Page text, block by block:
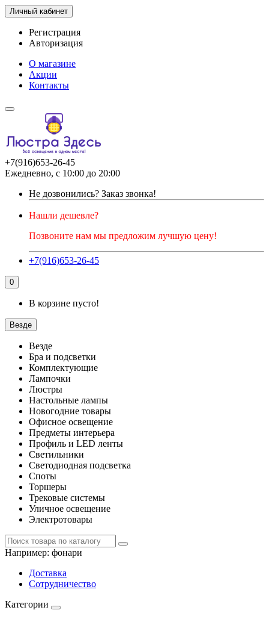
Личный кабинет
Регистрация
Авторизация
О магазине
Акции
Контакты
+7(916)653-26-45
Ежедневно, с 10:00 до 20:00
Не дозвонились? Заказ звонка!
Нашли дешевле?
Позвоните нам мы предложим лучшую цену!
+7(916)653-26-45
0
В корзине пусто!
Везде
Везде
Бра и подсветки
Комплектующие
Лампочки
Люстры
Настольные лампы
Новогодние товары
Офисное освещение
Предметы интерьера
Профиль и LED ленты
Светильники
Светодиодная подсветка
Споты
Торшеры
Трековые системы
Уличное освещение
Электротовары
Например: фонари
Доставка
Сотрудничество
Категории